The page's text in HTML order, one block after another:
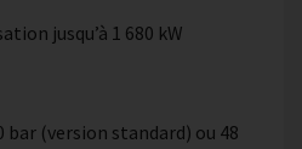
jusqu’à 1 680 kW
bar (version standard) ou 48